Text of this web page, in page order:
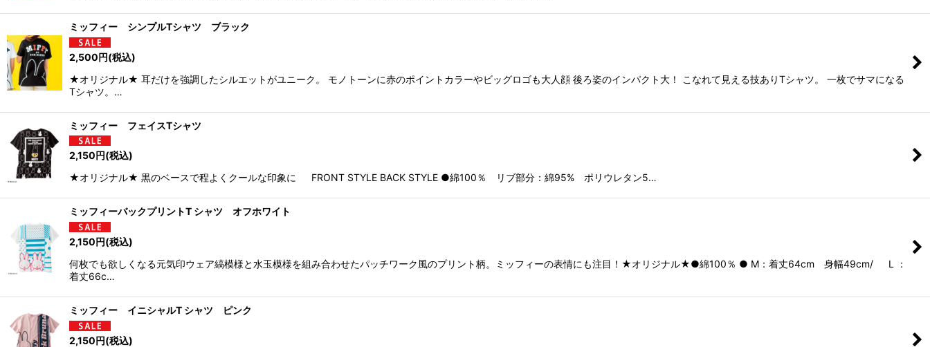
ミッフィー シンプルTシャツ ブラック
2,500円(税込)
★オリジナル★ 耳だけを強調したシルエットがユニーク。 モノトーンに赤のポイントカラーやビッグロゴも大人顔 後ろ姿のインパクト大！ こなれて見える技ありTシャツ。 一枚でサマになる
Tシャツ。…
ミッフィー フェイスTシャツ
2,150円(税込)
★オリジナル★ 黒のベースで程よくクールな印象に FRONT STYLE BACK STYLE ●綿100％ リブ部分：綿95% ポリウレタン5…
ミッフィーバックプリントT シャツ オフホワイト
2,150円(税込)
何枚でも欲しくなる元気印ウェア縞模様と水玉模様を組み合わせたパッチワーク風のプリント柄。ミッフィーの表情にも注目！★オリジナル★●綿100％ ● M：着丈64cm 身幅49cm/ L ：
着丈66c…
ミッフィー イニシャルT シャツ ピンク
2,150円(税込)